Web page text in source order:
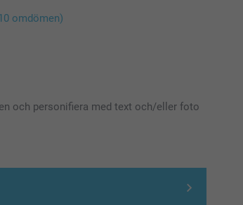
omdömen)
och personifiera med text och/eller foto